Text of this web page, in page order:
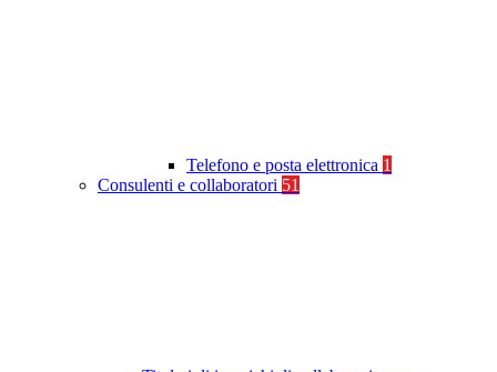
Telefono e posta elettronica 1
Consulenti e collaboratori 51